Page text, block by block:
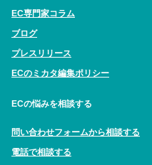
EC専門家コラム
ブログ
プレスリリース
ECのミカタ編集ポリシー
ECの悩みを相談する
問い合わせフォームから相談する
電話で相談する